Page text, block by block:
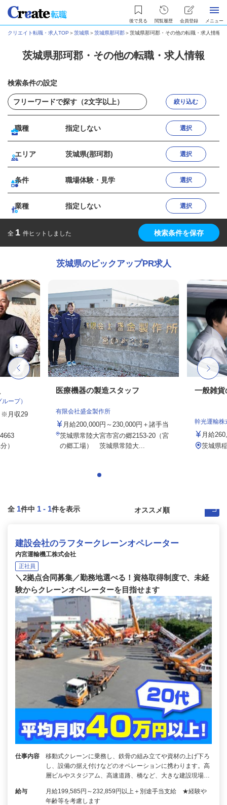
後で見る 閲覧履歴 会員登録 メニュー
クリエイト転職・求人TOP ＞茨城県＞茨城県那珂郡＞茨城県那珂郡・その他の転職・求人情報
茨城県那珂郡・その他の転職・求人情報
検索条件の設定
絞り込む
職種 指定しない 選択
エリア 茨城県(那珂郡) 選択
条件 職場体験・見学 選択
業種 指定しない 選択
全 1 件ヒットしました 検索条件を保存
茨城県のピックアップPR求人
ープ）
※月収29
）
医療機器の製造スタッフ
有限会社盛金製作所
月給200,000円～230,000円＋諸手当
茨城県常陸大宮市宮の郷2153-20（宮
の郷工場） 茨城県常陸大...
一般雑
幹光運輸株
月給
茨城県
全 1件中 1 - 1件を表示
建設会社のラフタークレーンオペレーター
内宮運輸機工株式会社
正社員
＼2拠点合同募集／勤務地選べる！資格取得制度で、未経
験からクレーンオペレーターを目指せます
仕事内容
移動式クレーンに乗務し、鉄骨の組み立てや資材の上げ下ろ
し、設備の据え付けなどのオペレーションに携わります。高
層ビルやスタジアム、高速道路、橋など、大きな建設現場…
給与
月給199,585円～232,859円以上＋別途手当支給 ★経験や
年齢等を考慮します